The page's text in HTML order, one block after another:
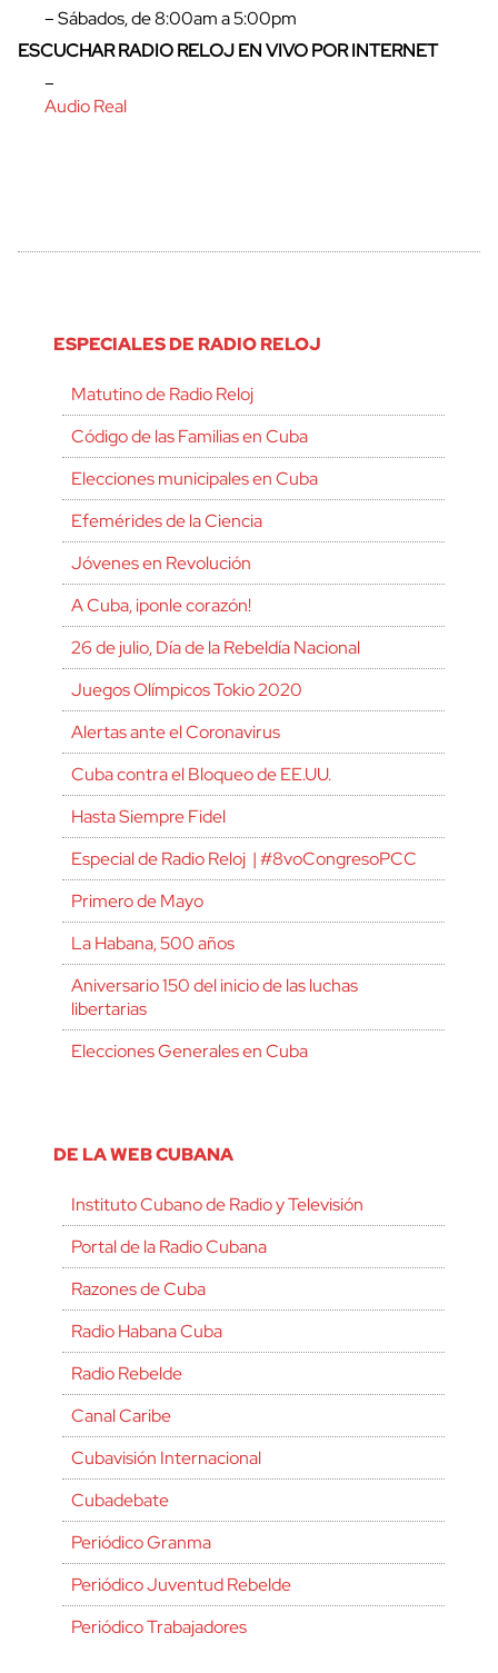
– Sábados, de 8:00am a 5:00pm
ESCUCHAR RADIO RELOJ EN VIVO POR INTERNET
–
Audio Real
ESPECIALES DE RADIO RELOJ
Matutino de Radio Reloj
Código de las Familias en Cuba
Elecciones municipales en Cuba
Efemérides de la Ciencia
Jóvenes en Revolución
A Cuba, ¡ponle corazón!
26 de julio, Día de la Rebeldía Nacional
Juegos Olímpicos Tokio 2020
Alertas ante el Coronavirus
Cuba contra el Bloqueo de EE.UU.
Hasta Siempre Fidel
Especial de Radio Reloj | #8voCongresoPCC
Primero de Mayo
La Habana, 500 años
Aniversario 150 del inicio de las luchas
libertarias
Elecciones Generales en Cuba
DE LA WEB CUBANA
Instituto Cubano de Radio y Televisión
Portal de la Radio Cubana
Razones de Cuba
Radio Habana Cuba
Radio Rebelde
Canal Caribe
Cubavisión Internacional
Cubadebate
Periódico Granma
Periódico Juventud Rebelde
Periódico Trabajadores